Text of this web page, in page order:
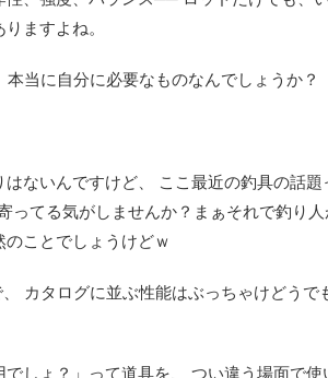
ますよね。
本当に自分に必要なものなんでしょうか？
ないんですけど、 ここ最近の釣具の話題
ってる気がしませんか？まぁそれで釣り
ことでしょうけどｗ
カタログに並ぶ性能はぶっちゃけどうで
でしょ？」って道具を、 つい違う場面で